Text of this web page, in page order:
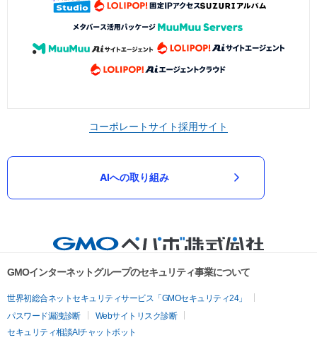
コーポレートサイト採用サイト
AIへの取り組み
GMOインターネットグループのセキュリティ事業について
世界初総合ネットセキュリティサービス「GMOセキュリティ24」
パスワード漏洩診断
Webサイトリスク診断
セキュリティ相談AIチャットボット